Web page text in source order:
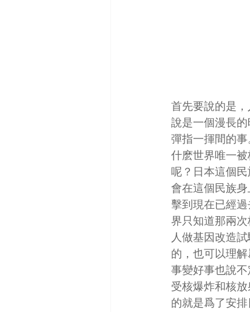
首先要說的是
說是一個漫長
彈指一揮間的
什麽世界唯一
呢？日本這個
會在這個民族
擊到現在已經
界只知道那兩
人做基因改造
的，也可以理
事變好事也說
受核爆炸和核
的就是爲了安